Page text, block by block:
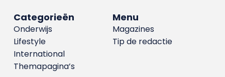
Menu
Magazines
Tip de redactie
Categorieën
Onderwijs
Lifestyle
International
Themapagina’s